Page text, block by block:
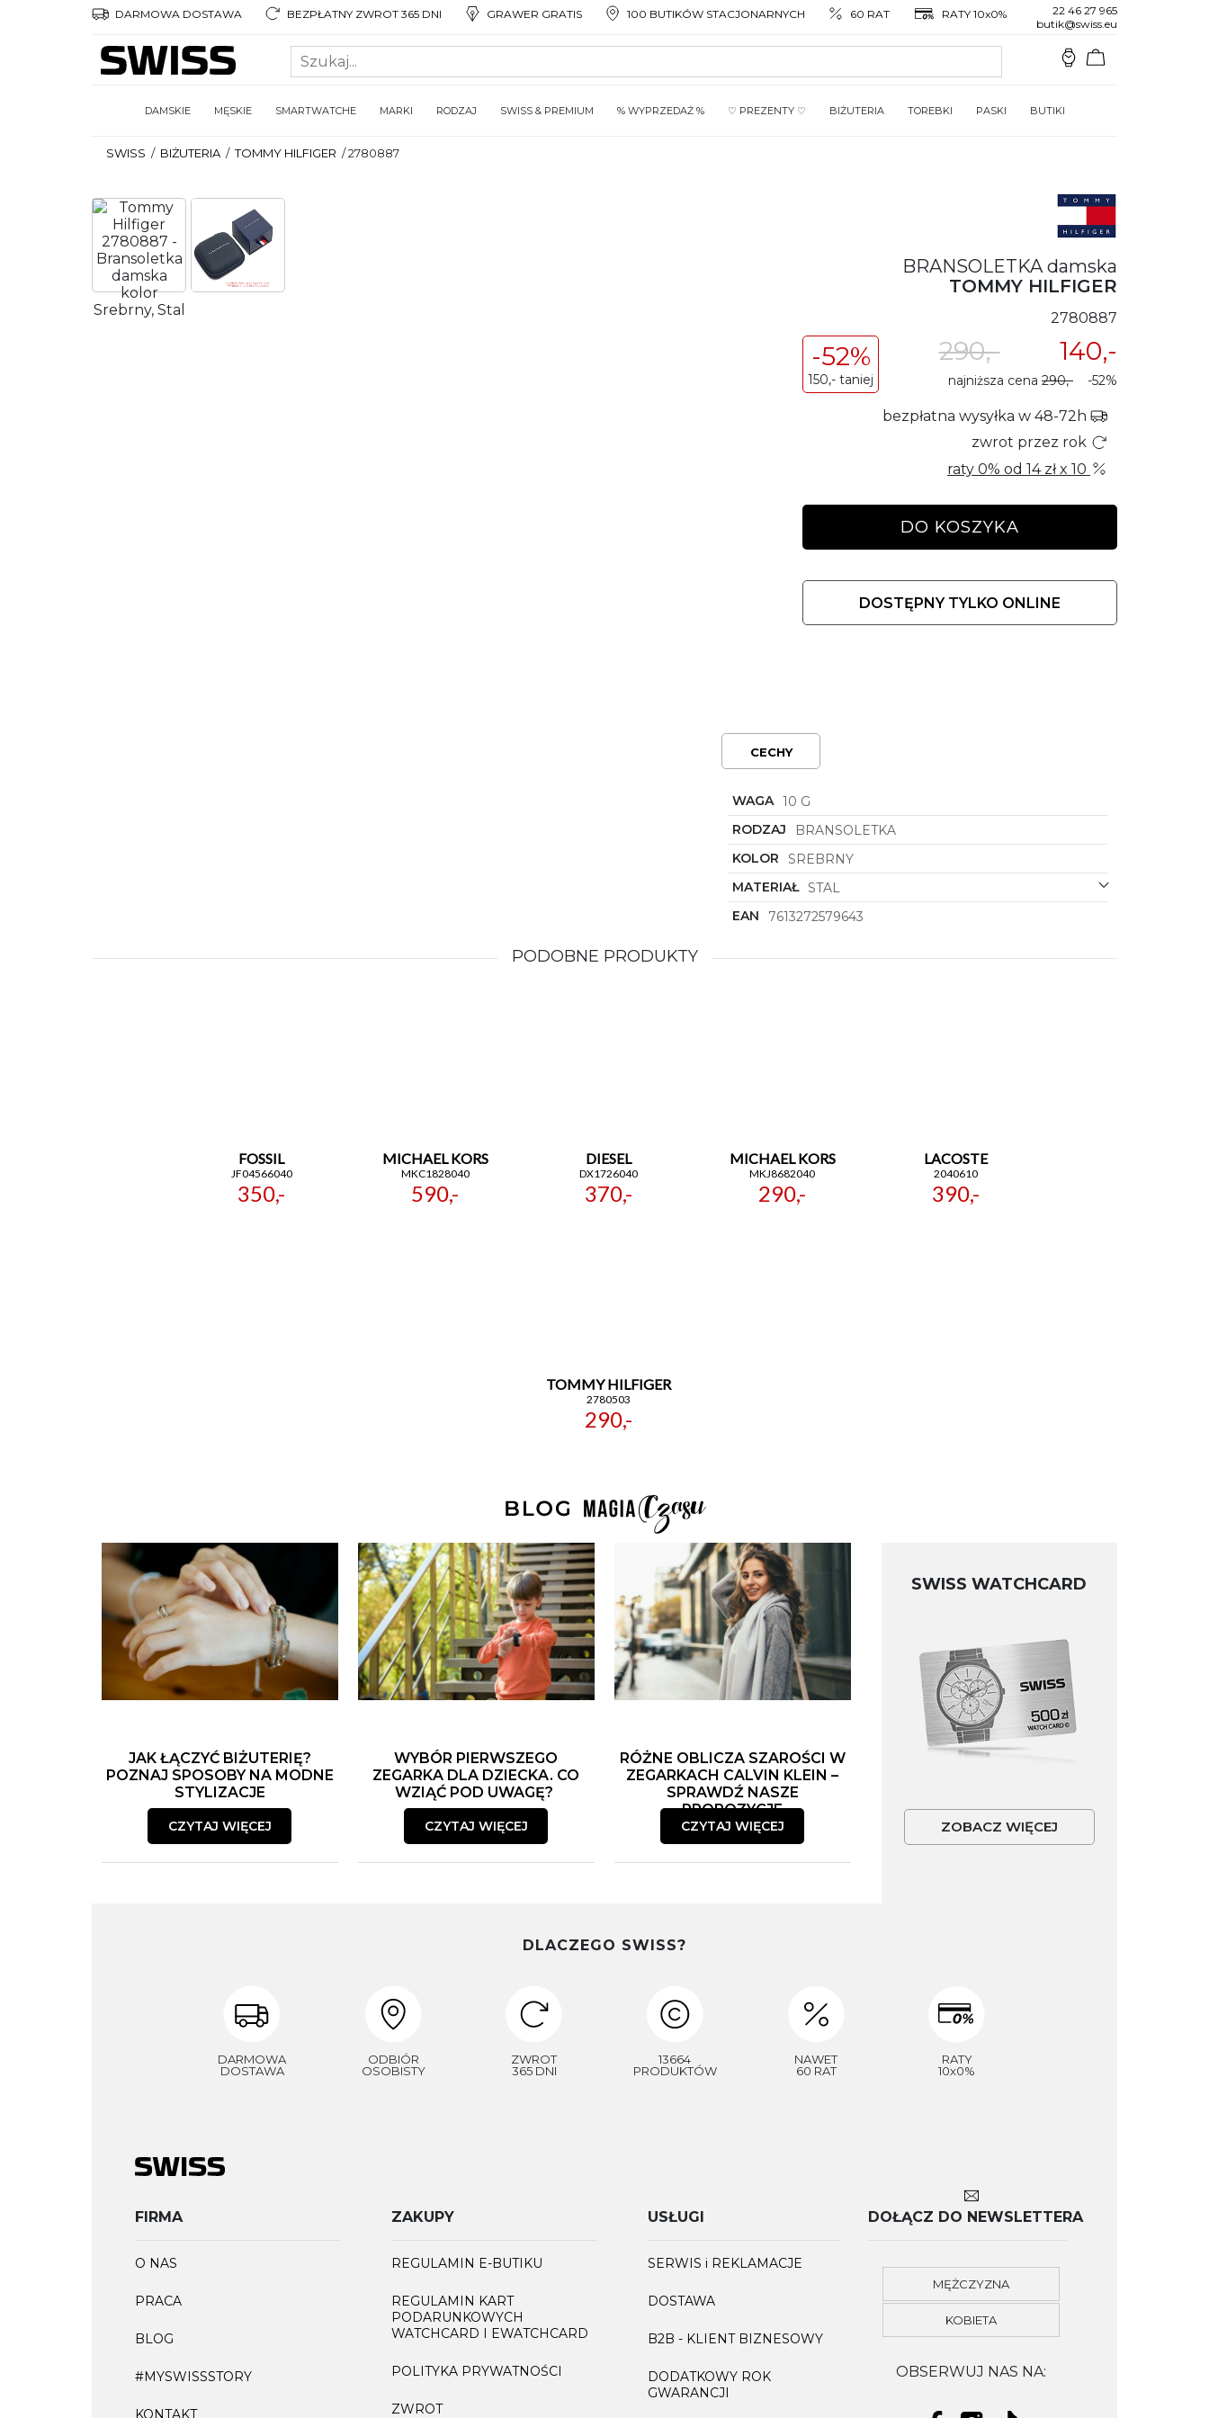
DARMOWA DOSTAWA BEZPŁATNY ZWROT 365 DNI GRAWER GRATIS 100 BUTIKÓW STACJONARNYCH 60 RAT RATY 10x0%
22 46 27 965
butik@swiss.eu
DAMSKIE MĘSKIE SMARTWATCHE MARKI RODZAJ SWISS & PREMIUM % WYPRZEDAŻ % ♡ PREZENTY ♡ BIŻUTERIA TOREBKI PASKI BUTIKI
SWISS / BIŻUTERIA / TOMMY HILFIGER /2780887
BRANSOLETKA damska
TOMMY HILFIGER
2780887
140,-
-52%
150,- taniej
290,-
najniższa cena 290,- -52%
bezpłatna wysyłka w 48-72h
zwrot przez rok
raty 0% od 14 złx 10
DO KOSZYKA
DOSTĘPNY TYLKO ONLINE
CECHY
WAGA 10 G
RODZAJ
BRANSOLETKA
KOLOR
SREBRNY
MATERIAŁ STAL
EAN
7613272579643
PODOBNE PRODUKTY
FOSSIL
JF04566040
350,-
MICHAEL KORS
MKC1828040
590,-
DIESEL
DX1726040
370,-
MICHAEL KORS
MKJ8682040
290,-
LACOSTE
2040610
390,-
TOMMY HILFIGER
2780503
290,-
JAK ŁĄCZYĆ BIŻUTERIĘ?
POZNAJ SPOSOBY NA MODNE
STYLIZACJE
CZYTAJ WIĘCEJ
WYBÓR PIERWSZEGO
ZEGARKA DLA DZIECKA. CO
WZIĄĆ POD UWAGĘ?
CZYTAJ WIĘCEJ
RÓŻNE OBLICZA SZAROŚCI W
ZEGARKACH CALVIN KLEIN –
SPRAWDŹ NASZE
PROPOZYCJE
CZYTAJ WIĘCEJ
SWISS WATCHCARD
ZOBACZ WIĘCEJ
DLACZEGO SWISS?
DARMOWA
DOSTAWA
ODBIÓR
OSOBISTY
ZWROT
365 DNI
13664
PRODUKTÓW
NAWET
60 RAT
RATY
10x0%
FIRMA
O NAS
PRACA
BLOG
#MYSWISSSTORY
KONTAKT
ZAKUPY
REGULAMIN E-BUTIKU
REGULAMIN KART
PODARUNKOWYCH
WATCHCARD I EWATCHCARD
POLITYKA PRYWATNOŚCI
ZWROT
USŁUGI
SERWIS i REKLAMACJE
DOSTAWA
B2B - KLIENT BIZNESOWY
DODATKOWY ROK
GWARANCJI
DOŁĄCZ DO NEWSLETTERA
MĘŻCZYZNA
KOBIETA
OBSERWUJ NAS NA: